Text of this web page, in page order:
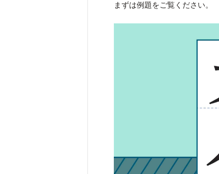
まずは例題をご覧ください。